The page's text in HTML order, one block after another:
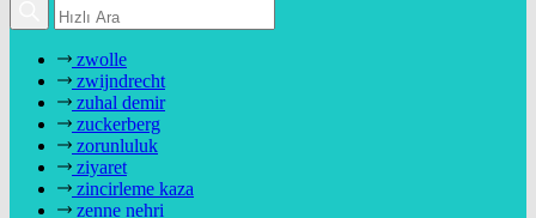
zwolle
zwijndrecht
zuhal demir
zuckerberg
zorunluluk
ziyaret
zincirleme kaza
zenne nehri